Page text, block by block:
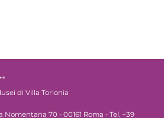
di Villa Torlonia
Nomentana 70 - 00161 Roma - Tel. +39